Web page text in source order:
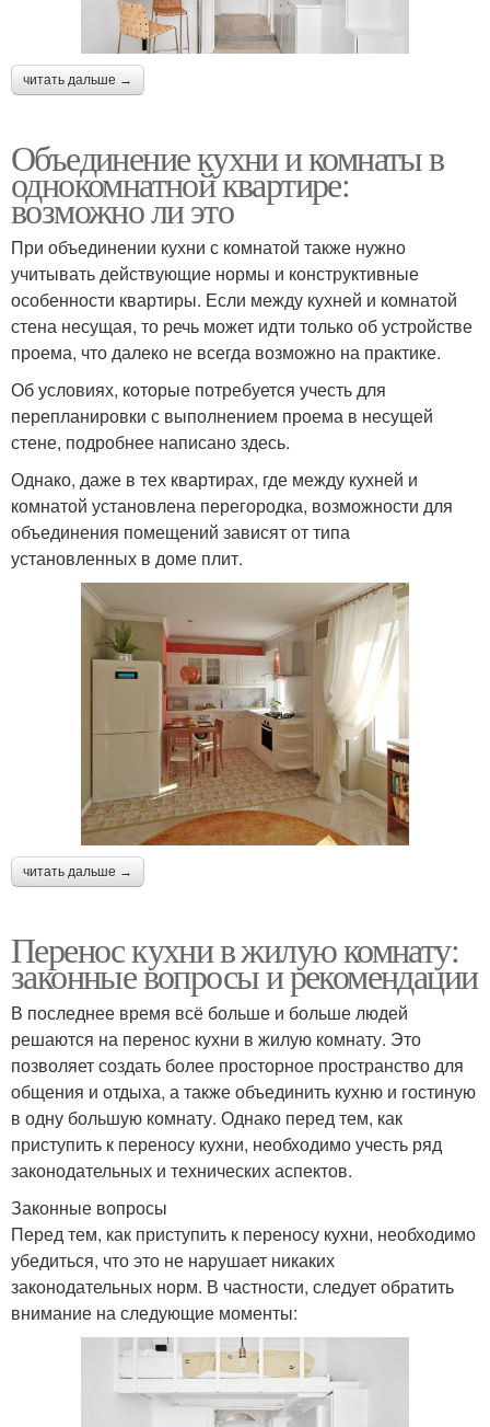
читать дальше →
Объединение кухни и комнаты в
однокомнатной квартире:
возможно ли это
При объединении кухни с комнатой также нужно
учитывать действующие нормы и конструктивные
особенности квартиры. Если между кухней и комнатой
стена несущая, то речь может идти только об устройстве
проема, что далеко не всегда возможно на практике.
Об условиях, которые потребуется учесть для
перепланировки с выполнением проема в несущей
стене, подробнее написано здесь.
Однако, даже в тех квартирах, где между кухней и
комнатой установлена перегородка, возможности для
объединения помещений зависят от типа
установленных в доме плит.
читать дальше →
Перенос кухни в жилую комнату:
законные вопросы и рекомендации
В последнее время всё больше и больше людей
решаются на перенос кухни в жилую комнату. Это
позволяет создать более просторное пространство для
общения и отдыха, а также объединить кухню и гостиную
в одну большую комнату. Однако перед тем, как
приступить к переносу кухни, необходимо учесть ряд
законодательных и технических аспектов.
Законные вопросы
Перед тем, как приступить к переносу кухни, необходимо
убедиться, что это не нарушает никаких
законодательных норм. В частности, следует обратить
внимание на следующие моменты: